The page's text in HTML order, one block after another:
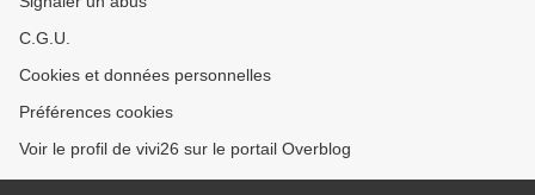
C.G.U.
Cookies et données personnelles
Préférences cookies
Voir le profil de vivi26 sur le portail Overblog